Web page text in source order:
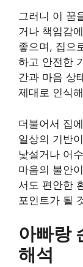
그러니 이 꿈
거나 책임감
좋으며, 집으
하고 안전한
간과 마음 상
제대로 인식
더불어서 집
일상의 기반
낯설거나 어
마음의 불안
서도 편안한
포인트가 될
아빠랑
해석